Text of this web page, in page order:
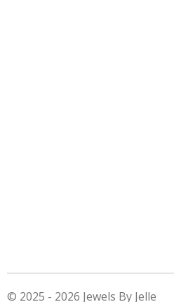
© 2025 - 2026 Jewels By Jelle